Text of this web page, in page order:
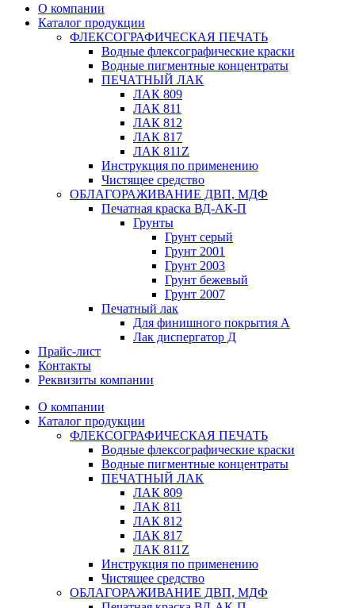
О компании
Каталог продукции
ФЛЕКСОГРАФИЧЕСКАЯ ПЕЧАТЬ
Водные флексографические краски
Водные пигментные концентраты
ПЕЧАТНЫЙ ЛАК
ЛАК 809
ЛАК 811
ЛАК 812
ЛАК 817
ЛАК 811Z
Инструкция по применению
Чистящее средство
ОБЛАГОРАЖИВАНИЕ ДВП, МДФ
Печатная краска ВД-АК-П
Грунты
Грунт серый
Грунт 2001
Грунт 2003
Грунт бежевый
Грунт 2007
Печатный лак
Для финишного покрытия А
Лак диспергатор Д
Прайс-лист
Контакты
Реквизиты компании
О компании
Каталог продукции
ФЛЕКСОГРАФИЧЕСКАЯ ПЕЧАТЬ
Водные флексографические краски
Водные пигментные концентраты
ПЕЧАТНЫЙ ЛАК
ЛАК 809
ЛАК 811
ЛАК 812
ЛАК 817
ЛАК 811Z
Инструкция по применению
Чистящее средство
ОБЛАГОРАЖИВАНИЕ ДВП, МДФ